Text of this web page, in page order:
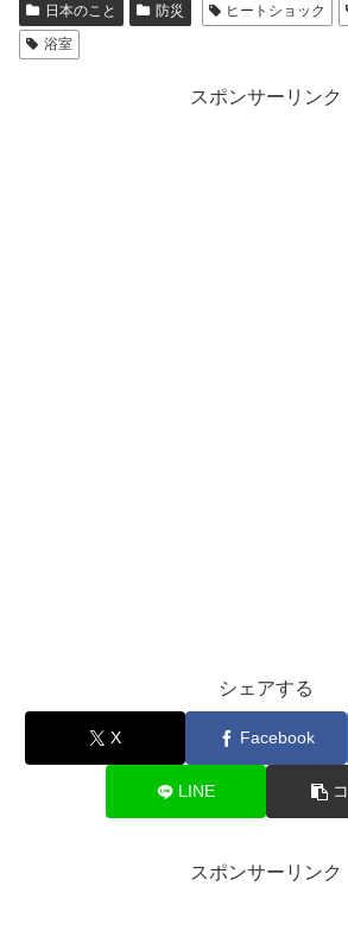
日本のこと 防災 ヒートショック
浴室
スポンサーリンク
シェアする
X Facebook
LINE
スポンサーリンク